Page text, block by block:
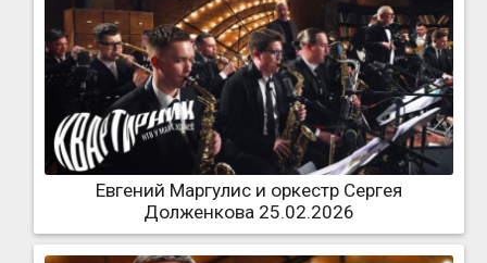
Евгений Маргулис и оркестр Сергея
Долженкова 25.02.2026